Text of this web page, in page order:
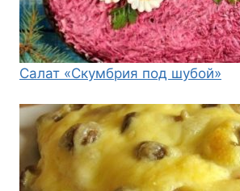
Салат «Скумбрия под шубой»